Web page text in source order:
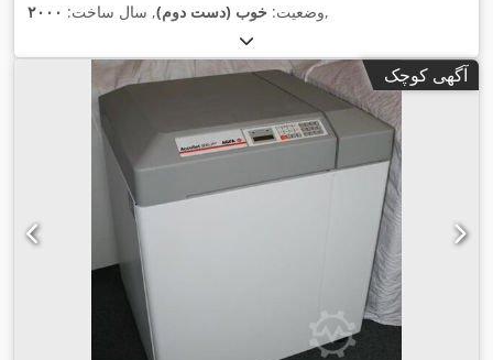
وضعیت: خوب (دست دوم), سال ساخت: ۲۰۰۰ ,
آگهی کوچک